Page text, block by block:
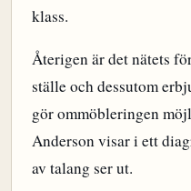
klass.
Återigen är det nätets
ställe och dessutom
gör ommöbleringen
Anderson visar i ett
av talang ser ut.